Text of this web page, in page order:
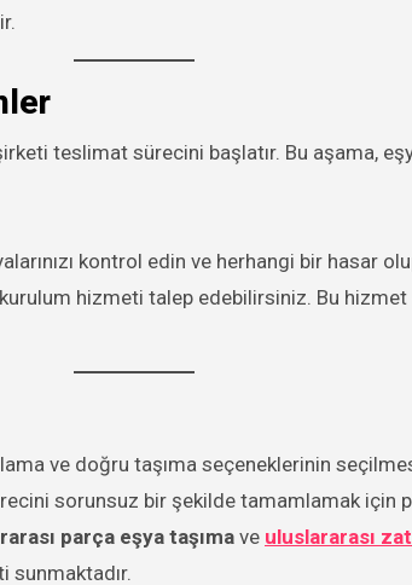
şirketi teslimat sürecini başlatır. Bu aşama,
kontrol edin ve herhangi bir hasar
hizmeti talep edebilirsiniz. Bu
ve doğru taşıma seçeneklerinin
sorunsuz bir şekilde tamamlamak
parça eşya taşıma ve uluslararası
sunmaktadır.